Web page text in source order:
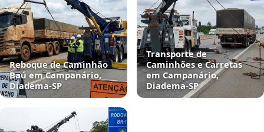
Reboque de Caminhão
Baú em Campanário,
Diadema‑SP
Transporte de
Caminhões e Carretas
em Campanário,
Diadema‑SP